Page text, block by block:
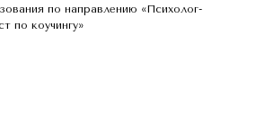
по направлению «Психолог-
по коучингу»